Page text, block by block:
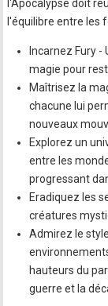
l'Apocalypse doit
l'équilibre entre les
Incarnez Fury
magie pour
Maîtrisez la
chacune lui
nouveaux
Explorez un
entre les
progressant
Eradiquez les
créatures
Admirez le
hauteurs du
guerre et la